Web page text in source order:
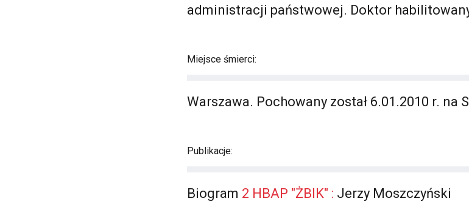
administracji państwowej. Doktor
Miejsce śmierci:
Warszawa. Pochowany został 6.01.2010 r. na
Publikacje:
Biogram 2 HBAP "ŻBIK" : Jerzy Moszczyński